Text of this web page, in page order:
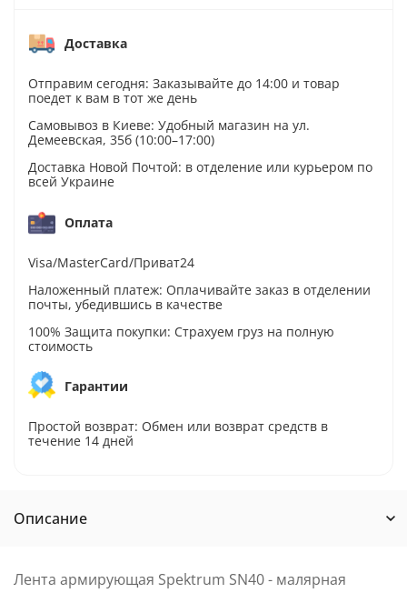
Доставка
Отправим сегодня: Заказывайте до 14:00 и товар
поедет к вам в тот же день
Самовывоз в Киеве: Удобный магазин на ул.
Демеевская, 35б (10:00–17:00)
Доставка Новой Почтой: в отделение или курьером по
всей Украине
Оплата
Visa/MasterCard/Приват24
Наложенный платеж: Оплачивайте заказ в отделении
почты, убедившись в качестве
100% Защита покупки: Страхуем груз на полную
стоимость
Гарантии
Простой возврат: Обмен или возврат средств в
течение 14 дней
Описание
Лента армирующая Spektrum SN40 - малярная